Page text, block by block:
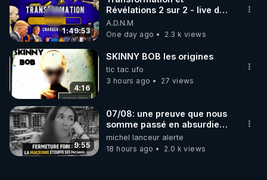
1:49:53
Révélations 2 sur 2 - live du
07/08/26
A.D.N.M
One day ago
2.3 k views
4:16
SKINNY BOB les origines
tic tac ufo
3 hours ago
27 views
9:55
07/08: une preuve que nous
somme passé en absurdie
une dictature qui veut faire
taire ses opposant !
michel lanceur alerte
18 hours ago
2.0 k views